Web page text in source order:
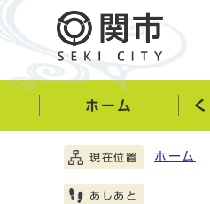
ホーム
現在位置 ホーム
あしあと